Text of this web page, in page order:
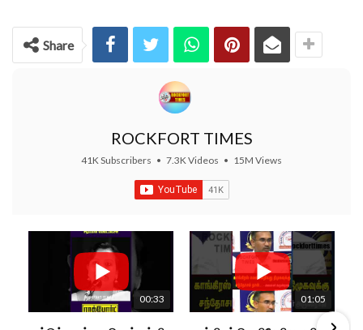
Share
ROCKFORT TIMES
41K Subscribers • 7.3K Videos • 15M Views
00:33 01:05